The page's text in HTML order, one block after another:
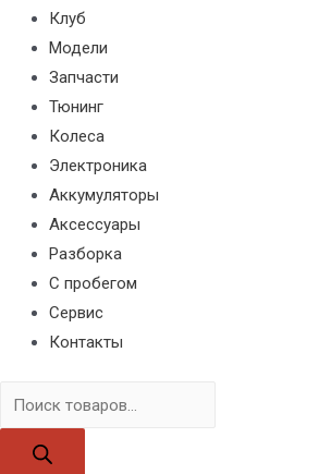
Клуб
Модели
Запчасти
Тюнинг
Колеса
Электроника
Аккумуляторы
Аксессуары
Разборка
С пробегом
Сервис
Контакты
Поиск
товаров